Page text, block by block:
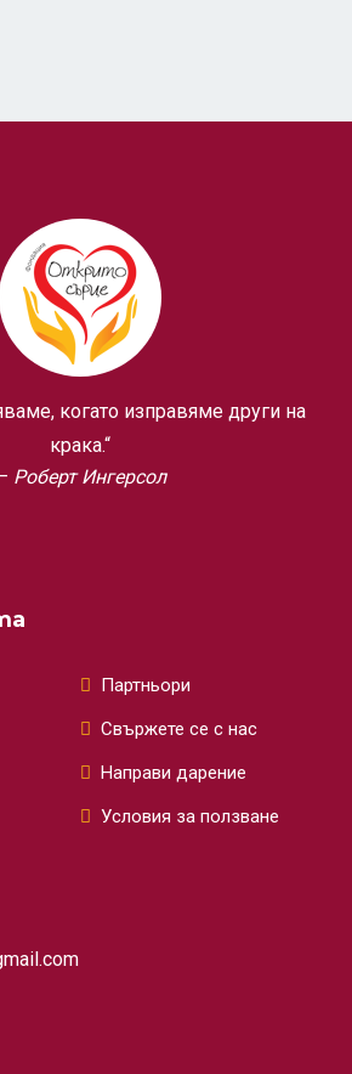
когато изправяме други на
крака.“
Роберт Ингерсол
Партньори
Свържете се с нас
Направи дарение
Условия за ползване